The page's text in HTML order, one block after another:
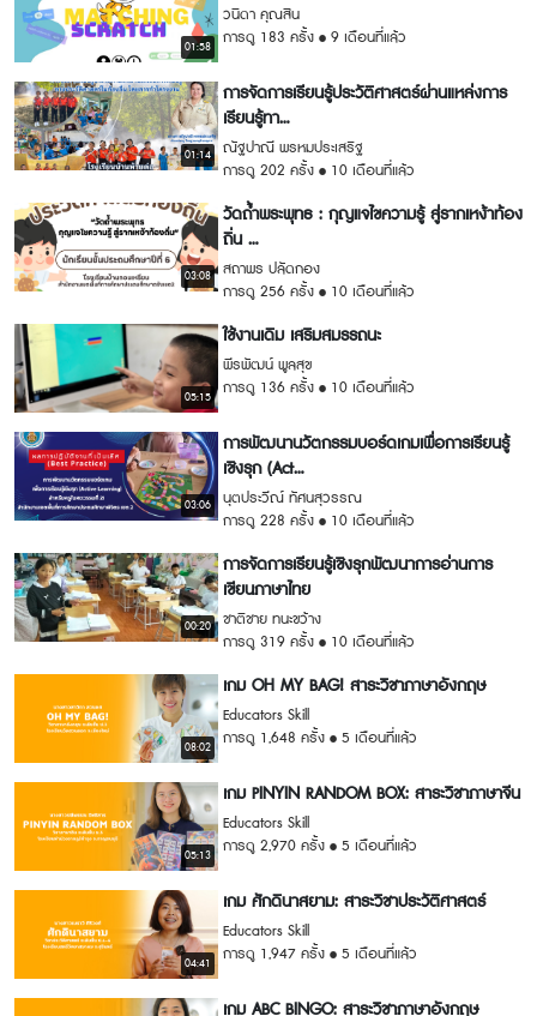
01:58
วนิดา คุณสิน
การดู 183 ครั้ง
9 เดือนที่แล้ว
01:14
การจัดการเรียนรู้ประวัติศาสตร์ผ่านแหล่งการ
เรียนรู้ทา...
ณัฐปาณี พรหมประเสริฐ
การดู 202 ครั้ง
10 เดือนที่แล้ว
03:08
วัดถ้ำพระพุทธ : กุญแจไขความรู้ สู่รากเหง้าท้อง
ถิ่น ...
สถาพร ปลัดกอง
การดู 256 ครั้ง
10 เดือนที่แล้ว
05:15
ใช้งานเดิม เสริมสมรรถนะ
พีรพัฒน์ พูลสุข
การดู 136 ครั้ง
10 เดือนที่แล้ว
03:06
การพัฒนานวัตกรรมบอร์ดเกมเพื่อการเรียนรู้
เชิงรุก (Act...
นุตประวีณ์ ทัศนสุวรรณ
การดู 228 ครั้ง
10 เดือนที่แล้ว
00:20
การจัดการเรียนรู้เชิงรุกพัฒนาการอ่านการ
เขียนภาษาไทย
ชาติชาย ทนะขว้าง
การดู 319 ครั้ง
10 เดือนที่แล้ว
08:02
เกม OH MY BAG! สาระวิชาภาษาอังกฤษ
Educators Skill
การดู 1,648 ครั้ง
5 เดือนที่แล้ว
05:13
เกม PINYIN RANDOM BOX: สาระวิชาภาษาจีน
Educators Skill
การดู 2,970 ครั้ง
5 เดือนที่แล้ว
04:41
เกม ศักดินาสยาม: สาระวิชาประวัติศาสตร์
Educators Skill
การดู 1,947 ครั้ง
5 เดือนที่แล้ว
เกม ABC BINGO: สาระวิชาภาษาอังกฤษ